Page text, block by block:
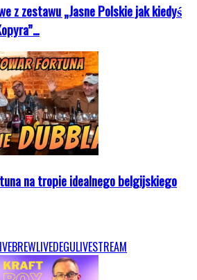
z zestawu „Jasne Polskie jak kiedyś
na tropie idealnego belgijskiego
LIVEDEGULIVESTREAM